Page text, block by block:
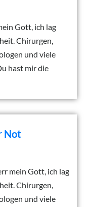
Gott, ich lag
Chirurgen,
und viele
hast mir die
Not
mein Gott, ich lag
Chirurgen,
und viele